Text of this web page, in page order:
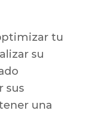
tu
su
sus
una